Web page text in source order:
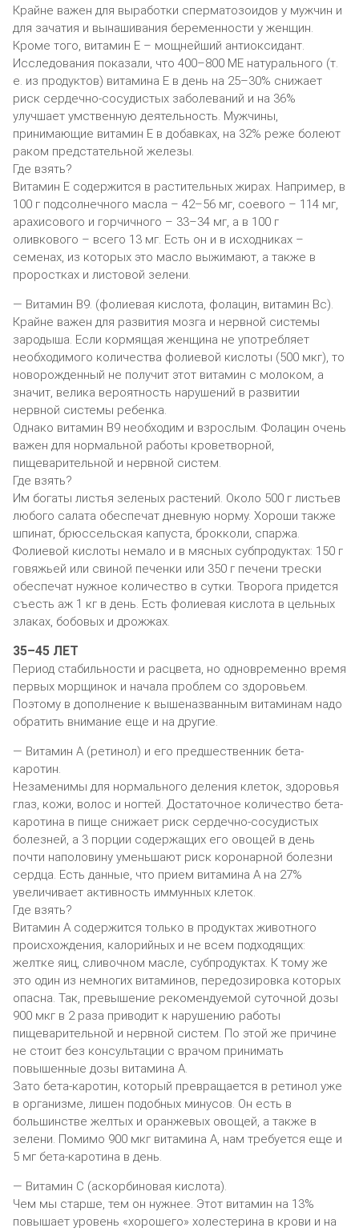
Крайне важен для выработки сперматозоидов у мужчин и
для зачатия и вынашивания беременности у женщин.
Кроме того, витамин Е – мощнейший антиоксидант.
Исследования показали, что 400–800 МЕ натурального (т.
е. из продуктов) витамина Е в день на 25–30% снижает
риск сердечно-сосудистых заболеваний и на 36%
улучшает умственную деятельность. Мужчины,
принимающие витамин Е в добавках, на 32% реже болеют
раком предстательной железы.
Где взять?
Витамин Е содержится в растительных жирах. Например, в
100 г подсолнечного масла – 42–56 мг, соевого – 114 мг,
арахисового и горчичного – 33–34 мг, а в 100 г
оливкового – всего 13 мг. Есть он и в исходниках –
семенах, из которых это масло выжимают, а также в
проростках и листовой зелени.
— Витамин В9. (фолиевая кислота, фолацин, витамин Bc).
Крайне важен для развития мозга и нервной системы
зародыша. Если кормящая женщина не употребляет
необходимого количества фолиевой кислоты (500 мкг), то
новорожденный не получит этот витамин с молоком, а
значит, велика вероятность нарушений в развитии
нервной системы ребенка.
Однако витамин В9 необходим и взрослым. Фолацин очень
важен для нормальной работы кроветворной,
пищеварительной и нервной систем.
Где взять?
Им богаты листья зеленых растений. Около 500 г листьев
любого салата обеспечат дневную норму. Хороши также
шпинат, брюссельская капуста, брокколи, спаржа.
Фолиевой кислоты немало и в мясных субпродуктах: 150 г
говяжьей или свиной печенки или 350 г печени трески
обеспечат нужное количество в сутки. Творога придется
съесть аж 1 кг в день. Есть фолиевая кислота в цельных
злаках, бобовых и дрожжах.
35–45 ЛЕТ
Период стабильности и расцвета, но одновременно время
первых морщинок и начала проблем со здоровьем.
Поэтому в дополнение к вышеназванным витаминам надо
обратить внимание еще и на другие.
— Витамин А (ретинол) и его предшественник бета-
каротин.
Незаменимы для нормального деления клеток, здоровья
глаз, кожи, волос и ногтей. Достаточное количество бета-
каротина в пище снижает риск сердечно-сосудистых
болезней, а 3 порции содержащих его овощей в день
почти наполовину уменьшают риск коронарной болезни
сердца. Есть данные, что прием витамина А на 27%
увеличивает активность иммунных клеток.
Где взять?
Витамин А содержится только в продуктах животного
происхождения, калорийных и не всем подходящих:
желтке яиц, сливочном масле, субпродуктах. К тому же
это один из немногих витаминов, передозировка которых
опасна. Так, превышение рекомендуемой суточной дозы
900 мкг в 2 раза приводит к нарушению работы
пищеварительной и нервной систем. По этой же причине
не стоит без консультации с врачом принимать
повышенные дозы витамина А.
Зато бета-каротин, который превращается в ретинол уже
в организме, лишен подобных минусов. Он есть в
большинстве желтых и оранжевых овощей, а также в
зелени. Помимо 900 мкг витамина А, нам требуется еще и
5 мг бета-каротина в день.
— Витамин С (аскорбиновая кислота).
Чем мы старше, тем он нужнее. Этот витамин на 13%
повышает уровень «хорошего» холестерина в крови и на